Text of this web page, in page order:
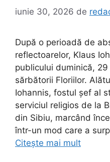
iunie 30, 2026 de
După o perioadă de
reflectoarelor, Klaus
publicului duminică,
sărbătorii Floriilor.
Iohannis, fostul șef al
serviciul religios de la
din Sibiu, marcând
într-un mod care a
Citește mai mult